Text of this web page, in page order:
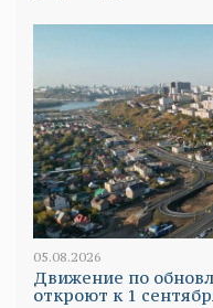
05.08.2026
Движение по
откроют к 1